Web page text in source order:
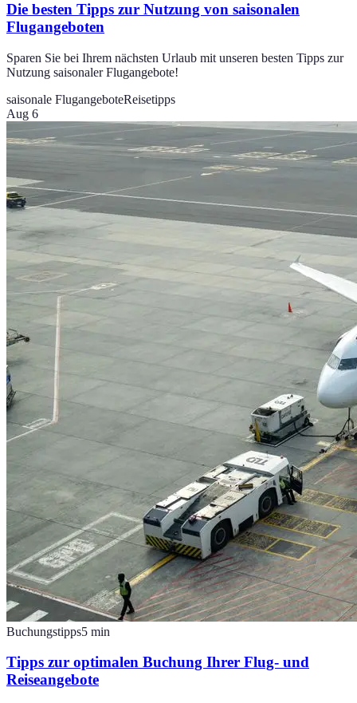
Die besten Tipps zur Nutzung von saisonalen
Flugangeboten
Sparen Sie bei Ihrem nächsten Urlaub mit unseren besten Tipps zur
Nutzung saisonaler Flugangebote!
saisonale FlugangeboteReisetipps
Aug 6
Buchungstipps5 min
Tipps zur optimalen Buchung Ihrer Flug- und
Reiseangebote